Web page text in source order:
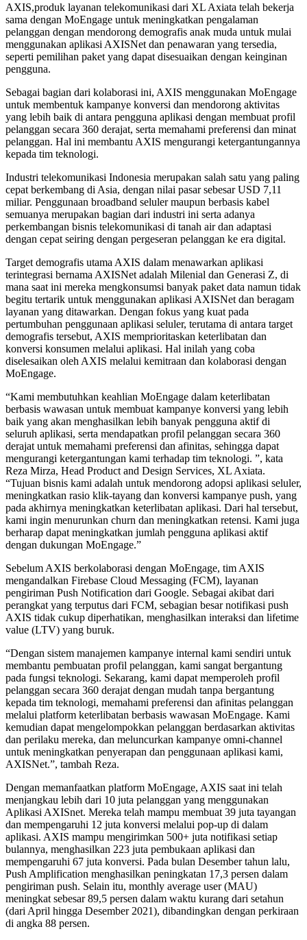
AXIS,produk layanan telekomunikasi dari XL Axiata telah bekerja
sama dengan MoEngage untuk meningkatkan pengalaman
pelanggan dengan mendorong demografis anak muda untuk mulai
menggunakan aplikasi AXISNet dan penawaran yang tersedia,
seperti pemilihan paket yang dapat disesuaikan dengan keinginan
pengguna.
Sebagai bagian dari kolaborasi ini, AXIS menggunakan MoEngage
untuk membentuk kampanye konversi dan mendorong aktivitas
yang lebih baik di antara pengguna aplikasi dengan membuat profil
pelanggan secara 360 derajat, serta memahami preferensi dan minat
pelanggan. Hal ini membantu AXIS mengurangi ketergantungannya
kepada tim teknologi.
Industri telekomunikasi Indonesia merupakan salah satu yang paling
cepat berkembang di Asia, dengan nilai pasar sebesar USD 7,11
miliar. Penggunaan broadband seluler maupun berbasis kabel
semuanya merupakan bagian dari industri ini serta adanya
perkembangan bisnis telekomunikasi di tanah air dan adaptasi
dengan cepat seiring dengan pergeseran pelanggan ke era digital.
Target demografis utama AXIS dalam menawarkan aplikasi
terintegrasi bernama AXISNet adalah Milenial dan Generasi Z, di
mana saat ini mereka mengkonsumsi banyak paket data namun tidak
begitu tertarik untuk menggunakan aplikasi AXISNet dan beragam
layanan yang ditawarkan. Dengan fokus yang kuat pada
pertumbuhan penggunaan aplikasi seluler, terutama di antara target
demografis tersebut, AXIS memprioritaskan keterlibatan dan
konversi konsumen melalui aplikasi. Hal inilah yang coba
diselesaikan oleh AXIS melalui kemitraan dan kolaborasi dengan
MoEngage.
“Kami membutuhkan keahlian MoEngage dalam keterlibatan
berbasis wawasan untuk membuat kampanye konversi yang lebih
baik yang akan menghasilkan lebih banyak pengguna aktif di
seluruh aplikasi, serta mendapatkan profil pelanggan secara 360
derajat untuk memahami preferensi dan afinitas, sehingga dapat
mengurangi ketergantungan kami terhadap tim teknologi. ”, kata
Reza Mirza, Head Product and Design Services, XL Axiata.
“Tujuan bisnis kami adalah untuk mendorong adopsi aplikasi seluler,
meningkatkan rasio klik-tayang dan konversi kampanye push, yang
pada akhirnya meningkatkan keterlibatan aplikasi. Dari hal tersebut,
kami ingin menurunkan churn dan meningkatkan retensi. Kami juga
berharap dapat meningkatkan jumlah pengguna aplikasi aktif
dengan dukungan MoEngage.”
Sebelum AXIS berkolaborasi dengan MoEngage, tim AXIS
mengandalkan Firebase Cloud Messaging (FCM), layanan
pengiriman Push Notification dari Google. Sebagai akibat dari
perangkat yang terputus dari FCM, sebagian besar notifikasi push
AXIS tidak cukup diperhatikan, menghasilkan interaksi dan lifetime
value (LTV) yang buruk.
“Dengan sistem manajemen kampanye internal kami sendiri untuk
membantu pembuatan profil pelanggan, kami sangat bergantung
pada fungsi teknologi. Sekarang, kami dapat memperoleh profil
pelanggan secara 360 derajat dengan mudah tanpa bergantung
kepada tim teknologi, memahami preferensi dan afinitas pelanggan
melalui platform keterlibatan berbasis wawasan MoEngage. Kami
kemudian dapat mengelompokkan pelanggan berdasarkan aktivitas
dan perilaku mereka, dan meluncurkan kampanye omni-channel
untuk meningkatkan penyerapan dan penggunaan aplikasi kami,
AXISNet.”, tambah Reza.
Dengan memanfaatkan platform MoEngage, AXIS saat ini telah
menjangkau lebih dari 10 juta pelanggan yang menggunakan
Aplikasi AXISnet. Mereka telah mampu membuat 39 juta tayangan
dan mempengaruhi 12 juta konversi melalui pop-up di dalam
aplikasi. AXIS mampu mengirimkan 500+ juta notifikasi setiap
bulannya, menghasilkan 223 juta pembukaan aplikasi dan
mempengaruhi 67 juta konversi. Pada bulan Desember tahun lalu,
Push Amplification menghasilkan peningkatan 17,3 persen dalam
pengiriman push. Selain itu, monthly average user (MAU)
meningkat sebesar 89,5 persen dalam waktu kurang dari setahun
(dari April hingga Desember 2021), dibandingkan dengan perkiraan
di angka 88 persen.